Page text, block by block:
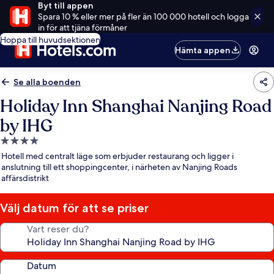
Byt till appen
Spara 10 % eller mer på fler än 100 000 hotell och logga
in för att tjäna förmåner
Hoppa till huvudsektionen
Hämta appen
Se alla boenden
Holiday Inn Shanghai Nanjing Road
by IHG
4.0-
stjärnigt
boende
Hotell med centralt läge som erbjuder restaurang och ligger i
anslutning till ett shoppingcenter, i närheten av Nanjing Roads
affärsdistrikt
Välj datum för att se priser
Vart reser du?
Datum